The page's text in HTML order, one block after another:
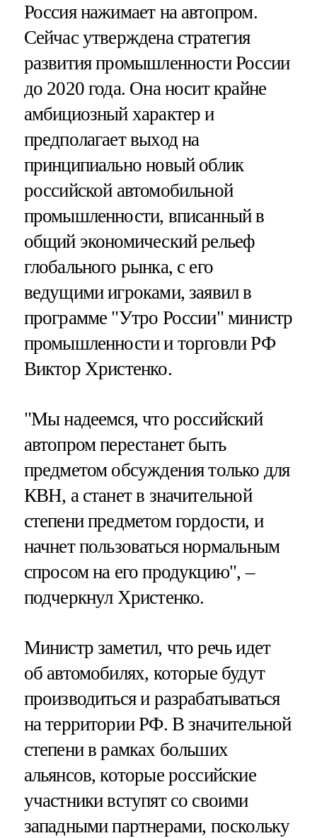
Россия нажимает на автопром.
Сейчас утверждена стратегия
развития промышленности России
до 2020 года. Она носит крайне
амбициозный характер и
предполагает выход на
принципиально новый облик
российской автомобильной
промышленности, вписанный в
общий экономический рельеф
глобального рынка, с его
ведущими игроками, заявил в
программе "Утро России" министр
промышленности и торговли РФ
Виктор Христенко.
"Мы надеемся, что российский
автопром перестанет быть
предметом обсуждения только для
КВН, а станет в значительной
степени предметом гордости, и
начнет пользоваться нормальным
спросом на его продукцию", –
подчеркнул Христенко.
Министр заметил, что речь идет
об автомобилях, которые будут
производиться и разрабатываться
на территории РФ. В значительной
степени в рамках больших
альянсов, которые российские
участники вступят со своими
западными партнерами, поскольку